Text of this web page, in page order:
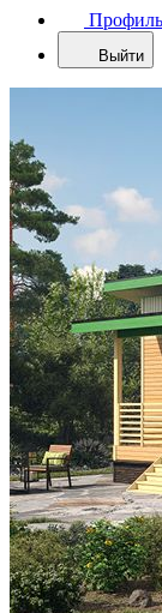
Профиль
Выйти